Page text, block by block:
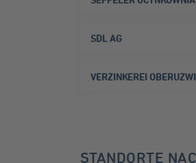
SDL AG
​VERZINKEREI
STANDORTE